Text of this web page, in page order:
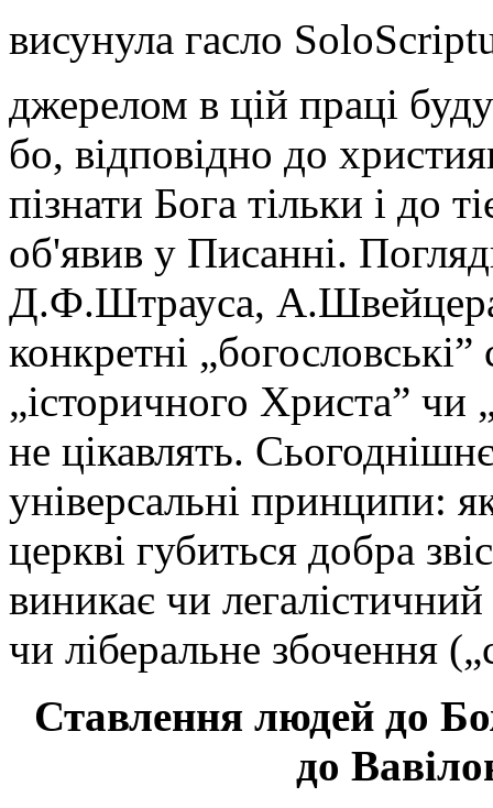
висунула гасло
джерелом в цій праці
бо, відповідно до
пізнати Бога тільки і до
об'явив у Писанні.
Д.Ф.Штрауса,
конкретні
„історичного Христа” чи
не цікавлять.
універсальні принципи:
церкві губиться добра
виникає чи
чи ліберальне збочення
Ставлення людей до
до